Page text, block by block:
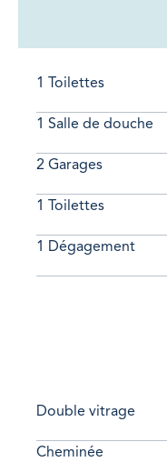
1 Toilettes
1 Salle de douche
2 Garages
1 Toilettes
1 Dégagement
Double vitrage
Cheminée